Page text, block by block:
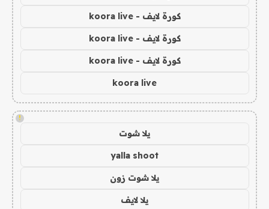
كورة لايف - koora live
كورة لايف - koora live
كورة لايف - koora live
koora live
!
يلا شوت
yalla shoot
يلا شوت زون
يلا لايف